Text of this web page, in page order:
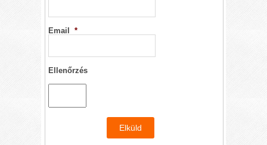
Email *
Ellenőrzés